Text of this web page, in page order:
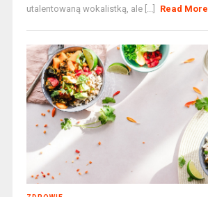
utalentowaną wokalistką, ale [...]
Read More